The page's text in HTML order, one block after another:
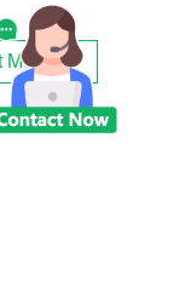
Ons Op